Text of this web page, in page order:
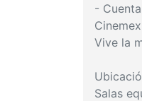
-
Vive la
Salas